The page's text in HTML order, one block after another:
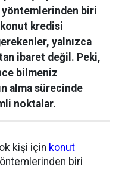
yöntemlerinden biri
kredisi
yalnızca
ibaret değil. Peki,
bilmeniz
alma sürecinde
noktalar.
kişi için konut
biri